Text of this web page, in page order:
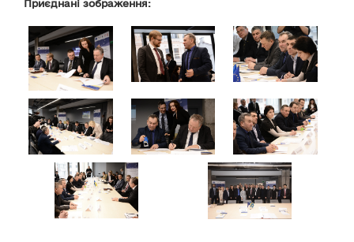
Приєднані зображення: